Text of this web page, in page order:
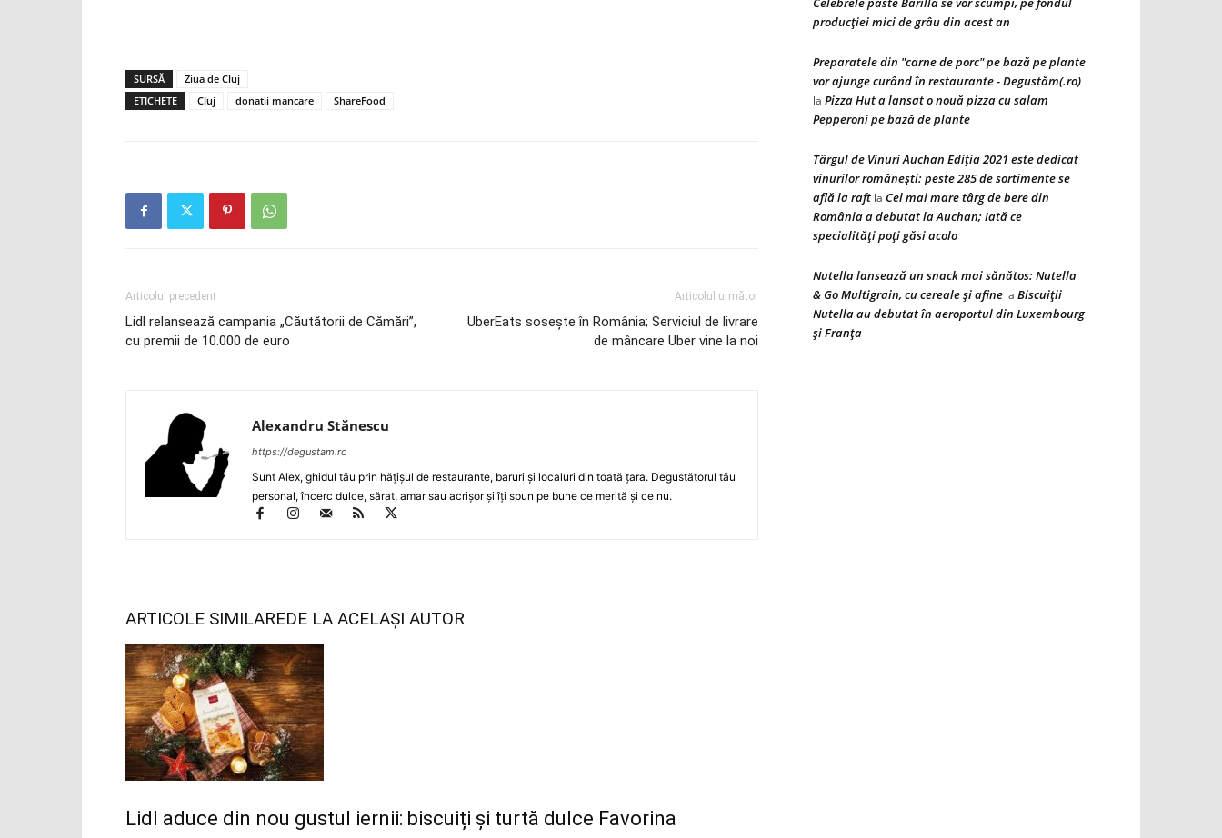
SURSĂ
Ziua de Cluj
ETICHETE
Cluj donatii mancare ShareFood
Articolul precedent
Lidl relansează campania „Căutătorii de Cămări”,
cu premii de 10.000 de euro
Articolul următor
UberEats soseşte în România; Serviciul de livrare
de mâncare Uber vine la noi
Alexandru Stănescu
https://degustam.ro
Sunt Alex, ghidul tău prin hăţişul de restaurante, baruri şi localuri din toată ţara. Degustătorul tău
personal, încerc dulce, sărat, amar sau acrişor şi îţi spun pe bune ce merită şi ce nu.
ARTICOLE SIMILAREDE LA ACELAȘI AUTOR
Lidl aduce din nou gustul iernii: biscuiți și turtă dulce Favorina
producției mici de grâu din acest an
Preparatele din "carne de porc" pe bază pe plante
vor ajunge curând în restaurante - Degustăm(.ro)
la Pizza Hut a lansat o nouă pizza cu salam
Pepperoni pe bază de plante
Târgul de Vinuri Auchan Ediţia 2021 este dedicat
vinurilor româneşti: peste 285 de sortimente se
află la raft la Cel mai mare târg de bere din
România a debutat la Auchan; Iată ce
specialităţi poţi găsi acolo
Nutella lansează un snack mai sănătos: Nutella
& Go Multigrain, cu cereale şi afine la Biscuiţii
Nutella au debutat în aeroportul din Luxembourg
şi Franţa